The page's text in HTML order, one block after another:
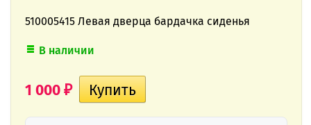
510005415 Левая дверца бардачка сиденья
В наличии
1 000 ₽